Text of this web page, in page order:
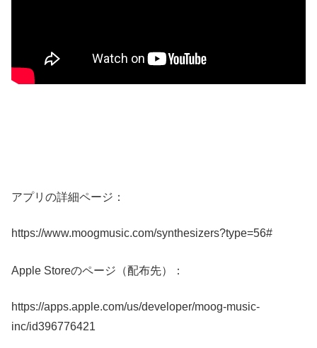
アプリの詳細ページ：
https://www.moogmusic.com/synthesizers?type=56#
Apple Storeのページ（配布先）：
https://apps.apple.com/us/developer/moog-music-
inc/id396776421